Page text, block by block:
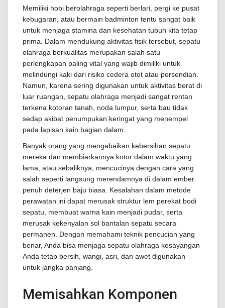
Memiliki hobi berolahraga seperti berlari, pergi ke pusat
kebugaran, atau bermain badminton tentu sangat baik
untuk menjaga stamina dan kesehatan tubuh kita tetap
prima. Dalam mendukung aktivitas fisik tersebut, sepatu
olahraga berkualitas merupakan salah satu
perlengkapan paling vital yang wajib dimiliki untuk
melindungi kaki dari risiko cedera otot atau persendian.
Namun, karena sering digunakan untuk aktivitas berat di
luar ruangan, sepatu olahraga menjadi sangat rentan
terkena kotoran tanah, noda lumpur, serta bau tidak
sedap akibat penumpukan keringat yang menempel
pada lapisan kain bagian dalam.
Banyak orang yang mengabaikan kebersihan sepatu
mereka dan membiarkannya kotor dalam waktu yang
lama, atau sebaliknya, mencucinya dengan cara yang
salah seperti langsung merendamnya di dalam ember
penuh deterjen baju biasa. Kesalahan dalam metode
perawatan ini dapat merusak struktur lem perekat bodi
sepatu, membuat warna kain menjadi pudar, serta
merusak kekenyalan sol bantalan sepatu secara
permanen. Dengan memahami teknik pencucian yang
benar, Anda bisa menjaga sepatu olahraga kesayangan
Anda tetap bersih, wangi, asri, dan awet digunakan
untuk jangka panjang.
Memisahkan Komponen